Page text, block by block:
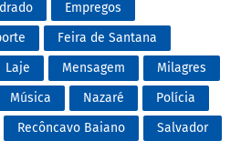
Empregos
Feira de Santana
Laje Mensagem
Milagres
Música Nazaré
Polícia
Recôncavo Baiano
Salvador